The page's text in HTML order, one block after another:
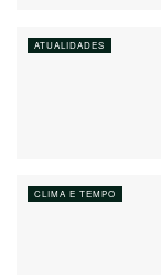
ATUALIDADES
CLIMA E TEMPO